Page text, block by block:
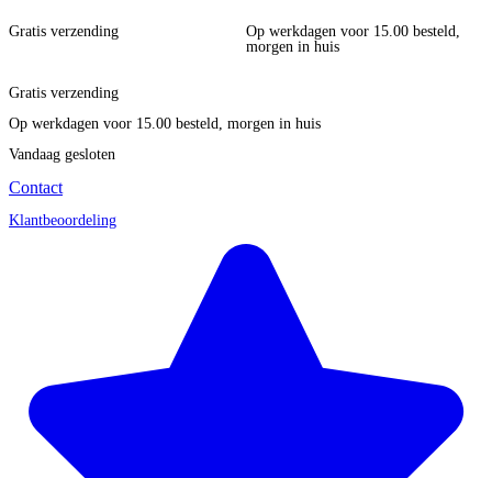
Gratis verzending
Op werkdagen voor 15.00 besteld,
morgen in huis
Gratis verzending
Op werkdagen voor 15.00 besteld, morgen in huis
Vandaag gesloten
Contact
Klantbeoordeling